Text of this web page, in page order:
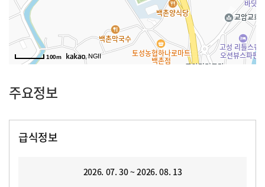
100m , NGII
주요정보
급식정보
2026. 07. 30 ~ 2026. 08. 13